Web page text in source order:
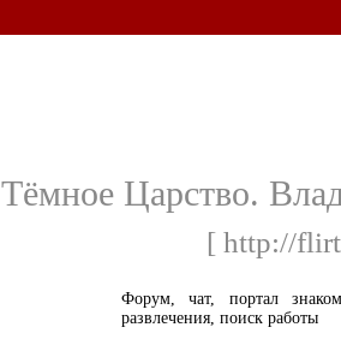
Тёмное Царство.
[ http://
Форум, чат, портал
развлечения, поиск работы